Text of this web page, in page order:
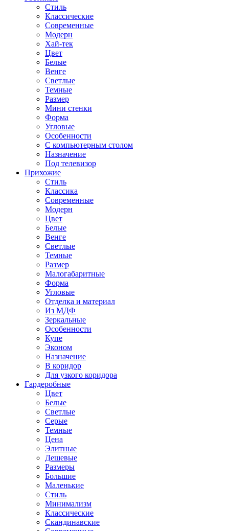
Стиль
Классические
Современные
Модерн
Хай-тек
Цвет
Белые
Венге
Светлые
Темные
Размер
Мини стенки
Форма
Угловые
Особенности
С компьютерным столом
Назначение
Под телевизор
Прихожие
Стиль
Классика
Современные
Модерн
Цвет
Белые
Венге
Светлые
Темные
Размер
Малогабаритные
Форма
Угловые
Отделка и материал
Из МДФ
Зеркальные
Особенности
Купе
Эконом
Назначение
В коридор
Для узкого коридора
Гардеробные
Цвет
Белые
Светлые
Серые
Темные
Цена
Элитные
Дешевые
Размеры
Большие
Маленькие
Стиль
Минимализм
Классические
Скандинавские